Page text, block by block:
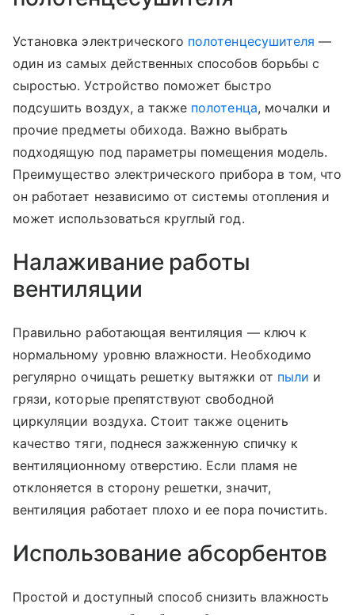
Установка электрического полотенцесушителя —
один из самых действенных способов борьбы с
сыростью. Устройство поможет быстро
подсушить воздух, а также полотенца, мочалки и
прочие предметы обихода. Важно выбрать
подходящую под параметры помещения модель.
Преимущество электрического прибора в том, что
он работает независимо от системы отопления и
может использоваться круглый год.
Налаживание работы
вентиляции
Правильно работающая вентиляция — ключ к
нормальному уровню влажности. Необходимо
регулярно очищать решетку вытяжки от пыли и
грязи, которые препятствуют свободной
циркуляции воздуха. Стоит также оценить
качество тяги, поднеся зажженную спичку к
вентиляционному отверстию. Если пламя не
отклоняется в сторону решетки, значит,
вентиляция работает плохо и ее пора почистить.
Использование абсорбентов
Простой и доступный способ снизить влажность